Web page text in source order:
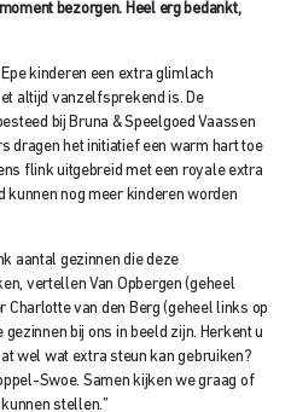
bezorgen. Heel erg bedankt,
kinderen een extra glimlach
altijd vanzelfsprekend is. De
bij Bruna & Speelgoed Vaassen
dragen het initiatief een warm hart toe
flink uitgebreid met een royale extra
kunnen nog meer kinderen worden
aantal gezinnen die deze
vertellen Van Opbergen (geheel
van den Berg (geheel links op
bij ons in beeld zijn. Herkent u
wel wat extra steun kan gebruiken?
Swoe. Samen kijken we graag of
stellen.”